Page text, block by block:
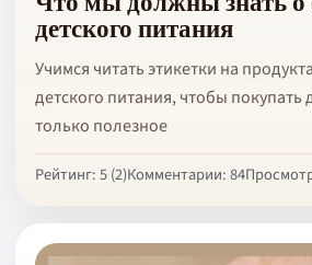
детского питания
Учимся читать этикетки на
детского питания, чтобы покупать
только полезное
Рейтинг: 5 (2)Комментарии: 84